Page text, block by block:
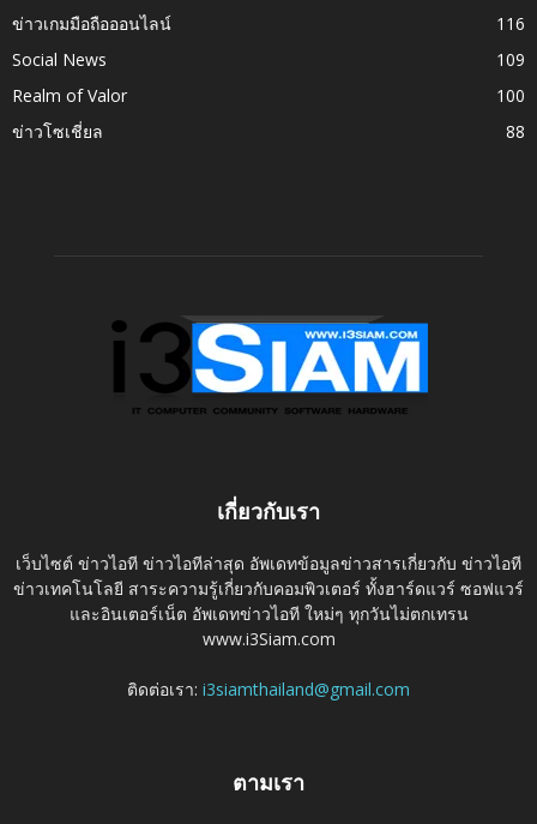
ข่าวเกมมือถือออนไลน์
116
Social News
109
Realm of Valor
100
ข่าวโซเชี่ยล
88
เกี่ยวกับเรา
เว็บไซต์ ข่าวไอที ข่าวไอทีล่าสุด อัพเดทข้อมูลข่าวสารเกี่ยวกับ ข่าวไอที
ข่าวเทคโนโลยี สาระความรู้เกี่ยวกับคอมพิวเตอร์ ทั้งฮาร์ดแวร์ ซอฟแวร์
และอินเตอร์เน็ต อัพเดทข่าวไอที ใหม่ๆ ทุกวันไม่ตกเทรน
www.i3Siam.com
ติดต่อเรา: i3siamthailand@gmail.com
ตามเรา